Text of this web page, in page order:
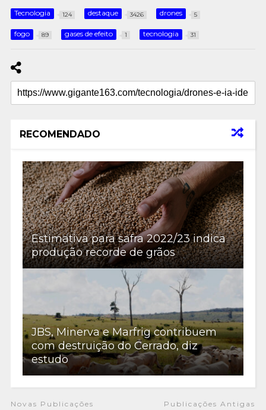
Tecnologia 124 destaque 3426 drones 5
fogo 89 gases de efeito 1 tecnologia 31
RECOMENDADO
Estimativa para safra 2022/23 indica
produção recorde de grãos
JBS, Minerva e Marfrig contribuem
com destruição do Cerrado, diz
estudo
Novas Publicações Publicações Antigas